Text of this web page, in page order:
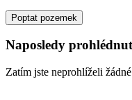
Poptat pozemek
Naposledy
Zatím jste neprohlíželi